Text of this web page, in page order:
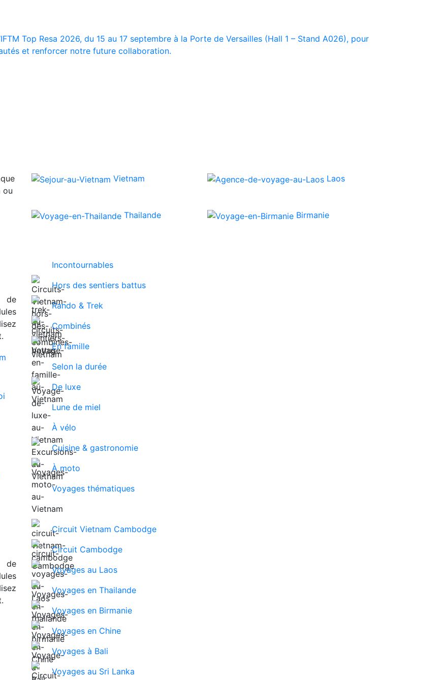
Top Resa 2026, du 15 au 17 septembre à la Porte de Versailles (Hall 1 – Stand A026), pour
et renforcer notre future collaboration.
ou
Vietnam Laos
Thailande Birmanie
de
Incontournables
Hors des sentiers battus
Rando & Trek
Combinés
En famille
Selon la durée
De luxe
Lune de miel
À vélo
Cuisine & gastronomie
À moto
Voyages thématiques
de
Circuit Vietnam Cambodge
Circuit Cambodge
Voyages au Laos
Voyages en Thailande
Voyages en Birmanie
Voyages en Chine
Voyages à Bali
Voyages au Sri Lanka